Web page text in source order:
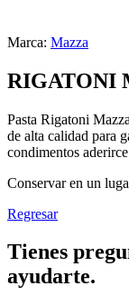
Marca: Mazza
RIGATONI
Pasta Rigatoni
de alta calidad para
condimentos
Conservar en un
Regresar
Tienes
ayudarte.